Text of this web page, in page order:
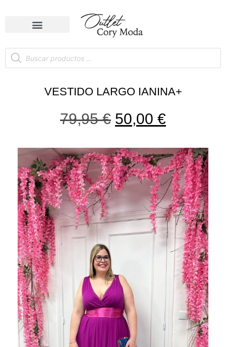
VESTIDO LARGO IANINA+
79,95€ 50,00 €